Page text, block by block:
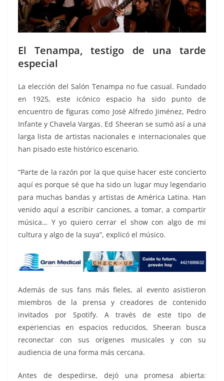
El Tenampa, testigo de una tarde
especial
La elección del Salón Tenampa no fue casual. Fundado
en 1925, este icónico espacio ha sido punto de
encuentro de figuras como José Alfredo Jiménez, Pedro
Infante y Chavela Vargas. Ed Sheeran se sumó así a una
larga lista de artistas nacionales e internacionales que
han pisado este histórico escenario.
“Parte de la razón por la que quise hacer este concierto
aquí es porque sé que ha sido un lugar muy legendario
para muchas bandas y artistas de América Latina. Han
venido aquí a escribir canciones, a tomar, a compartir
música… Y yo quiero cerrar el show con algo de mi
cultura y algo de la suya”, explicó el músico.
Además de sus fans más fieles, al evento asistieron
miembros de la prensa y creadores de contenido
invitados por Spotify. A través de este tipo de
experiencias en espacios reducidos, Sheeran busca
reconectar con sus orígenes musicales y con su
audiencia de una forma más cercana.
Antes de despedirse, dejó una promesa abierta: